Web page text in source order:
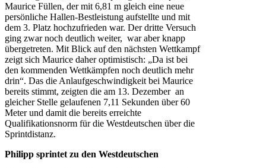
Maurice Füllen, der mit 6,81 m gleich eine neue
persönliche Hallen-Bestleistung aufstellte und mit
dem 3. Platz hochzufrieden war. Der dritte Versuch
ging zwar noch deutlich weiter, war aber knapp
übergetreten. Mit Blick auf den nächsten Wettkampf
zeigt sich Maurice daher optimistisch: „Da ist bei
den kommenden Wettkämpfen noch deutlich mehr
drin“. Das die Anlaufgeschwindigkeit bei Maurice
bereits stimmt, zeigten die am 13. Dezember an
gleicher Stelle gelaufenen 7,11 Sekunden über 60
Meter und damit die bereits erreichte
Qualifikationsnorm für die Westdeutschen über die
Sprintdistanz.
Philipp sprintet zu den Westdeutschen